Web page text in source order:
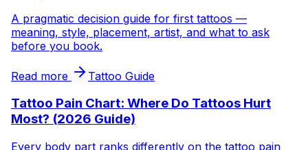
A pragmatic decision guide for first tattoos —
meaning, style, placement, artist, and what to ask
before you book.
Read more Tattoo Guide
Tattoo Pain Chart: Where Do Tattoos Hurt
Most? (2026 Guide)
Every body part ranks differently on the tattoo pain